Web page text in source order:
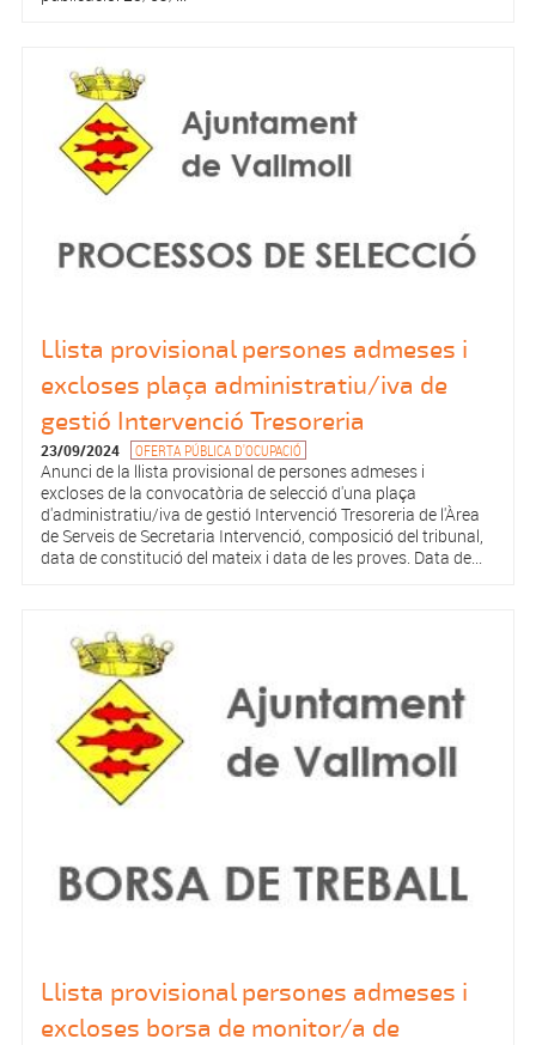
Llista provisional persones admeses i
excloses plaça administratiu/iva de
gestió Intervenció Tresoreria
23/09/2024 OFERTA PÚBLICA D'OCUPACIÓ
Anunci de la llista provisional de persones admeses i
excloses de la convocatòria de selecció d'una plaça
d'administratiu/iva de gestió Intervenció Tresoreria de l'Àrea
de Serveis de Secretaria Intervenció, composició del tribunal,
data de constitució del mateix i data de les proves. Data de...
Llista provisional persones admeses i
excloses borsa de monitor/a de